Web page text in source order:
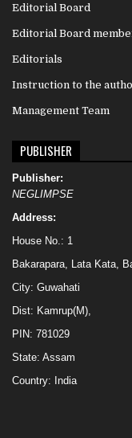
Editorial Board
Editorial Board
Editorials
Instruction to the
Management Team
PUBLISHER
Publisher:
NEGLIMPSE
Address:
House No.: 1
Bakarapara, Lata Kata,
City: Guwahati
Dist: Kamrup(M),
PIN: 781029
State: Assam
Country: India